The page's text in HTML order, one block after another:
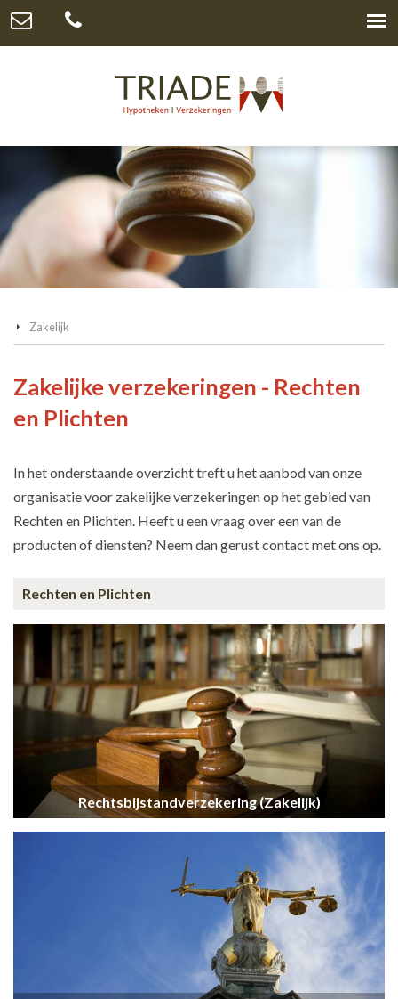
Zakelijk
Zakelijke verzekeringen - Rechten
en Plichten
In het onderstaande overzicht treft u het aanbod van onze
organisatie voor zakelijke verzekeringen op het gebied van
Rechten en Plichten. Heeft u een vraag over een van de
producten of diensten? Neem dan gerust contact met ons op.
Rechten en Plichten
Rechtsbijstandverzekering (Zakelijk)